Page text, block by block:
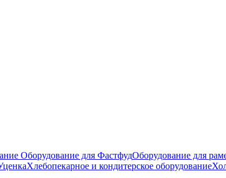
Оборудование для ФастфудОборудование для
Хлебопекарное и кондитерское оборудование